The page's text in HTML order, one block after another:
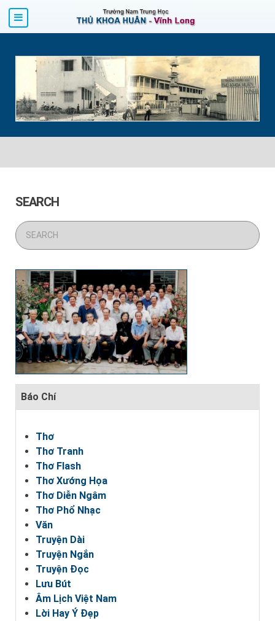
SEARCH
Báo Chí
Thơ
Thơ Tranh
Thơ Flash
Thơ Xướng Họa
Thơ Diễn Ngâm
Thơ Phổ Nhạc
Văn
Truyện Dài
Truyện Ngắn
Truyện Đọc
Lưu Bút
Âm Lịch Việt Nam
Lời Hay Ý Đẹp